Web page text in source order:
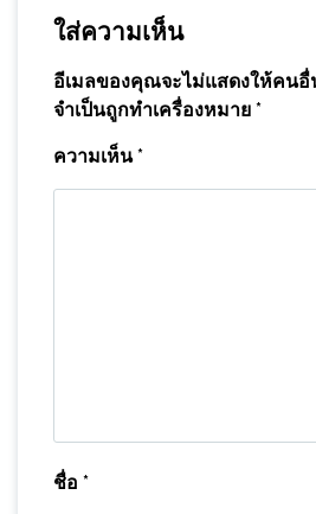
ใส่ความเห็น
อีเมลของคุณจะไม่แสดงให้คนอื่
จำเป็นถูกทำเครื่องหมาย *
ความเห็น*
ชื่อ *